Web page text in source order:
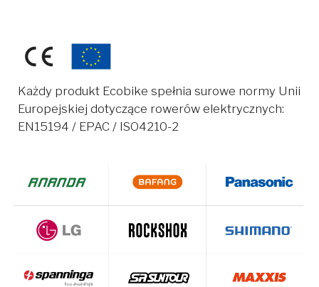
Każdy produkt Ecobike spełnia surowe normy Unii
Europejskiej dotyczące rowerów elektrycznych:
EN15194 / EPAC / ISO4210-2